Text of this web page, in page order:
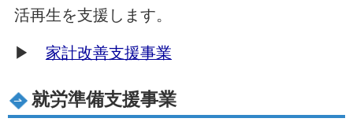
活再生を支援します。
▶ 家計改善支援事業
就労準備支援事業